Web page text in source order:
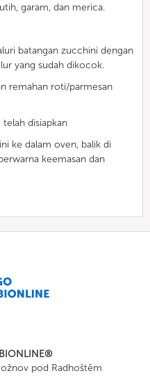
garam, dan merica.
batangan zucchini dengan
yang sudah dikocok.
remahan roti/parmesan
telah disiapkan
ke dalam oven, balik di
keemasan dan
pod Radhoštěm